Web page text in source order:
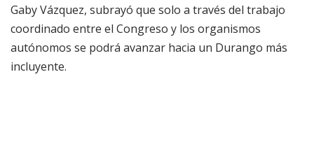
Gaby Vázquez, subrayó que solo a través del trabajo
coordinado entre el Congreso y los organismos
autónomos se podrá avanzar hacia un Durango más
incluyente.